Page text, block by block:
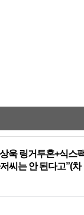
상욱 링거투혼+식스
씨는 안 된다고”(차